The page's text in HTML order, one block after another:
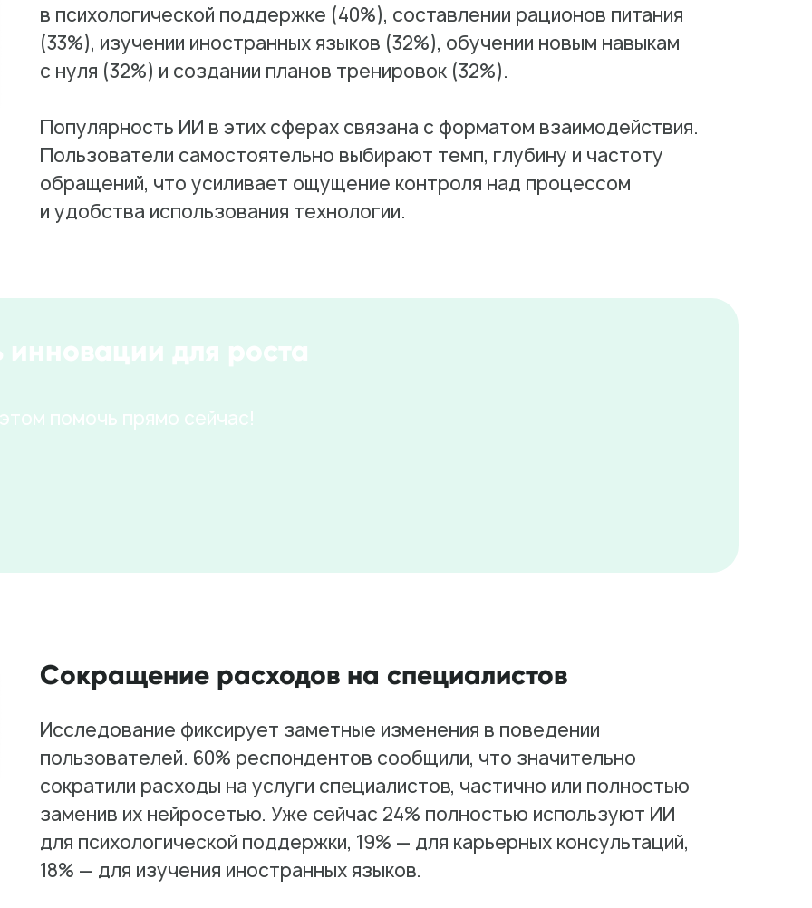
в психологической поддержке (40%), составлении рационов питания
(33%), изучении иностранных языков (32%), обучении новым навыкам
с нуля (32%) и создании планов тренировок (32%).
Популярность ИИ в этих сферах связана с форматом взаимодействия.
Пользователи самостоятельно выбирают темп, глубину и частоту
обращений, что усиливает ощущение контроля над процессом
и удобства использования технологии.
инновации для роста
помочь прямо сейчас!
Сокращение расходов на специалистов
Исследование фиксирует заметные изменения в поведении
пользователей. 60% респондентов сообщили, что значительно
сократили расходы на услуги специалистов, частично или полностью
заменив их нейросетью. Уже сейчас 24% полностью используют ИИ
для психологической поддержки, 19% — для карьерных консультаций,
18% — для изучения иностранных языков.